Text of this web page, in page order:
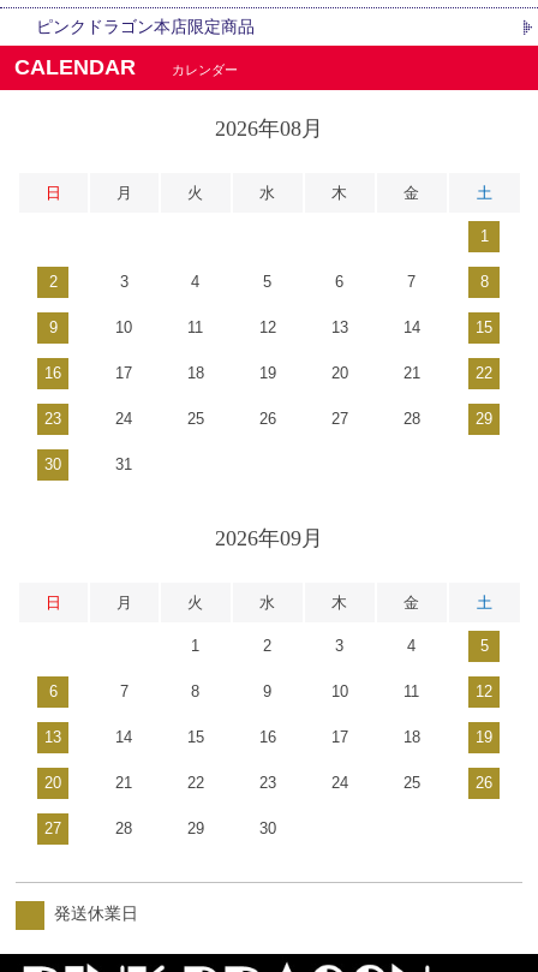
ピンクドラゴン本店限定商品
CALENDAR カレンダー
2026年08月
日 月 火 水 木 金 土
1
2 3 4 5 6 7 8
9 10 11 12 13 14 15
16 17 18 19 20 21 22
23 24 25 26 27 28 29
30 31
2026年09月
日 月 火 水 木 金 土
1 2 3 4 5
6 7 8 9 10 11 12
13 14 15 16 17 18 19
20 21 22 23 24 25 26
27 28 29 30
発送休業日